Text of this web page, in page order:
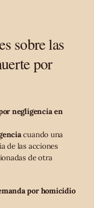
sobre las
por
negligencia en
cuando una
de las acciones
de otra
por homicidio